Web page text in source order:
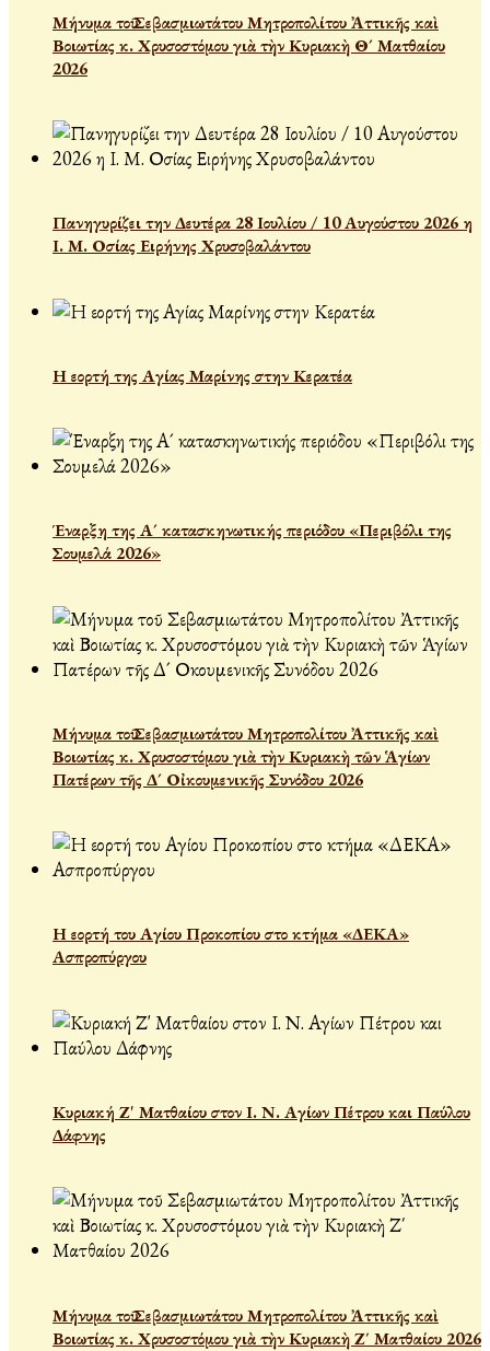
Μήνυμα τοῦ Σεβασμιωτάτου Μητροπολίτου Ἀττικῆς καὶ
Βοιωτίας κ. Χρυσοστόμου γιὰ τὴν Κυριακὴ Θ´ Ματθαίου
2026
Πανηγυρίζει την Δευτέρα 28 Ιουλίου / 10 Αυγούστου 2026 η
Ι. Μ. Οσίας Ειρήνης Χρυσοβαλάντου
Η εορτή της Αγίας Μαρίνης στην Κερατέα
Έναρξη της Α´ κατασκηνωτικής περιόδου «Περιβόλι της
Σουμελά 2026»
Μήνυμα τοῦ Σεβασμιωτάτου Μητροπολίτου Ἀττικῆς καὶ
Βοιωτίας κ. Χρυσοστόμου γιὰ τὴν Κυριακὴ τῶν Ἁγίων
Πατέρων τῆς Δ´ Οἰκουμενικῆς Συνόδου 2026
Η εορτή του Αγίου Προκοπίου στο κτήμα «ΔΕΚΑ»
Ασπροπύργου
Κυριακή Ζ' Ματθαίου στον Ι. Ν. Αγίων Πέτρου και Παύλου
Δάφνης
Μήνυμα τοῦ Σεβασμιωτάτου Μητροπολίτου Ἀττικῆς καὶ
Βοιωτίας κ. Χρυσοστόμου γιὰ τὴν Κυριακὴ Ζ΄ Ματθαίου 2026